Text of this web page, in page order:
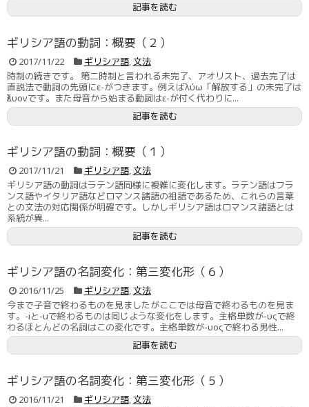
記事を読む
ギリシア語の動詞：概要（２）
2017/11/22 ギリシア語,文法
時制の続きです。 第二時制と言われる未完了、アオリスト、過去完了は
直説法で動詞の先頭にε-がつきます。例えばλύω「解放する」の未完了は
ἔλυονです。また母音から始まる動詞はε-が付く代わりに...
記事を読む
ギリシア語の動詞：概要（１）
2017/11/21 ギリシア語,文法
ギリシア語の動詞はラテン語同様に複雑に変化します。ラテン語はフラ
ンス語やイタリア語などロマンス諸語の祖語であるため、これらの言葉
との文法の対応関係が明確です。しかしギリシア語はロマンス諸語とは
系統が異...
記事を読む
ギリシア語の名詞変化：第三変化形（６）
2016/11/25 ギリシア語,文法
今まで子音で終わるものを見ましたがここでは母音で終わるものを見ま
す。-iと-uで終わるものは同じような変化をします。主格単数が-υςで終
わるほとんどの名詞はこの変化です。主格単数が-υοςで終わる男性...
記事を読む
ギリシア語の名詞変化：第三変化形（５）
2016/11/21 ギリシア語,文法